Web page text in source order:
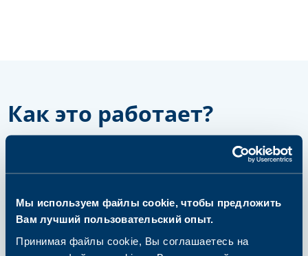
Мы используем файлы cookie, чтобы предложить
Вам лучший пользовательский опыт.
Принимая файлы cookie, Вы соглашаетесь на
Как это работает?
Выберите и купите пакет или
одиночный анализ